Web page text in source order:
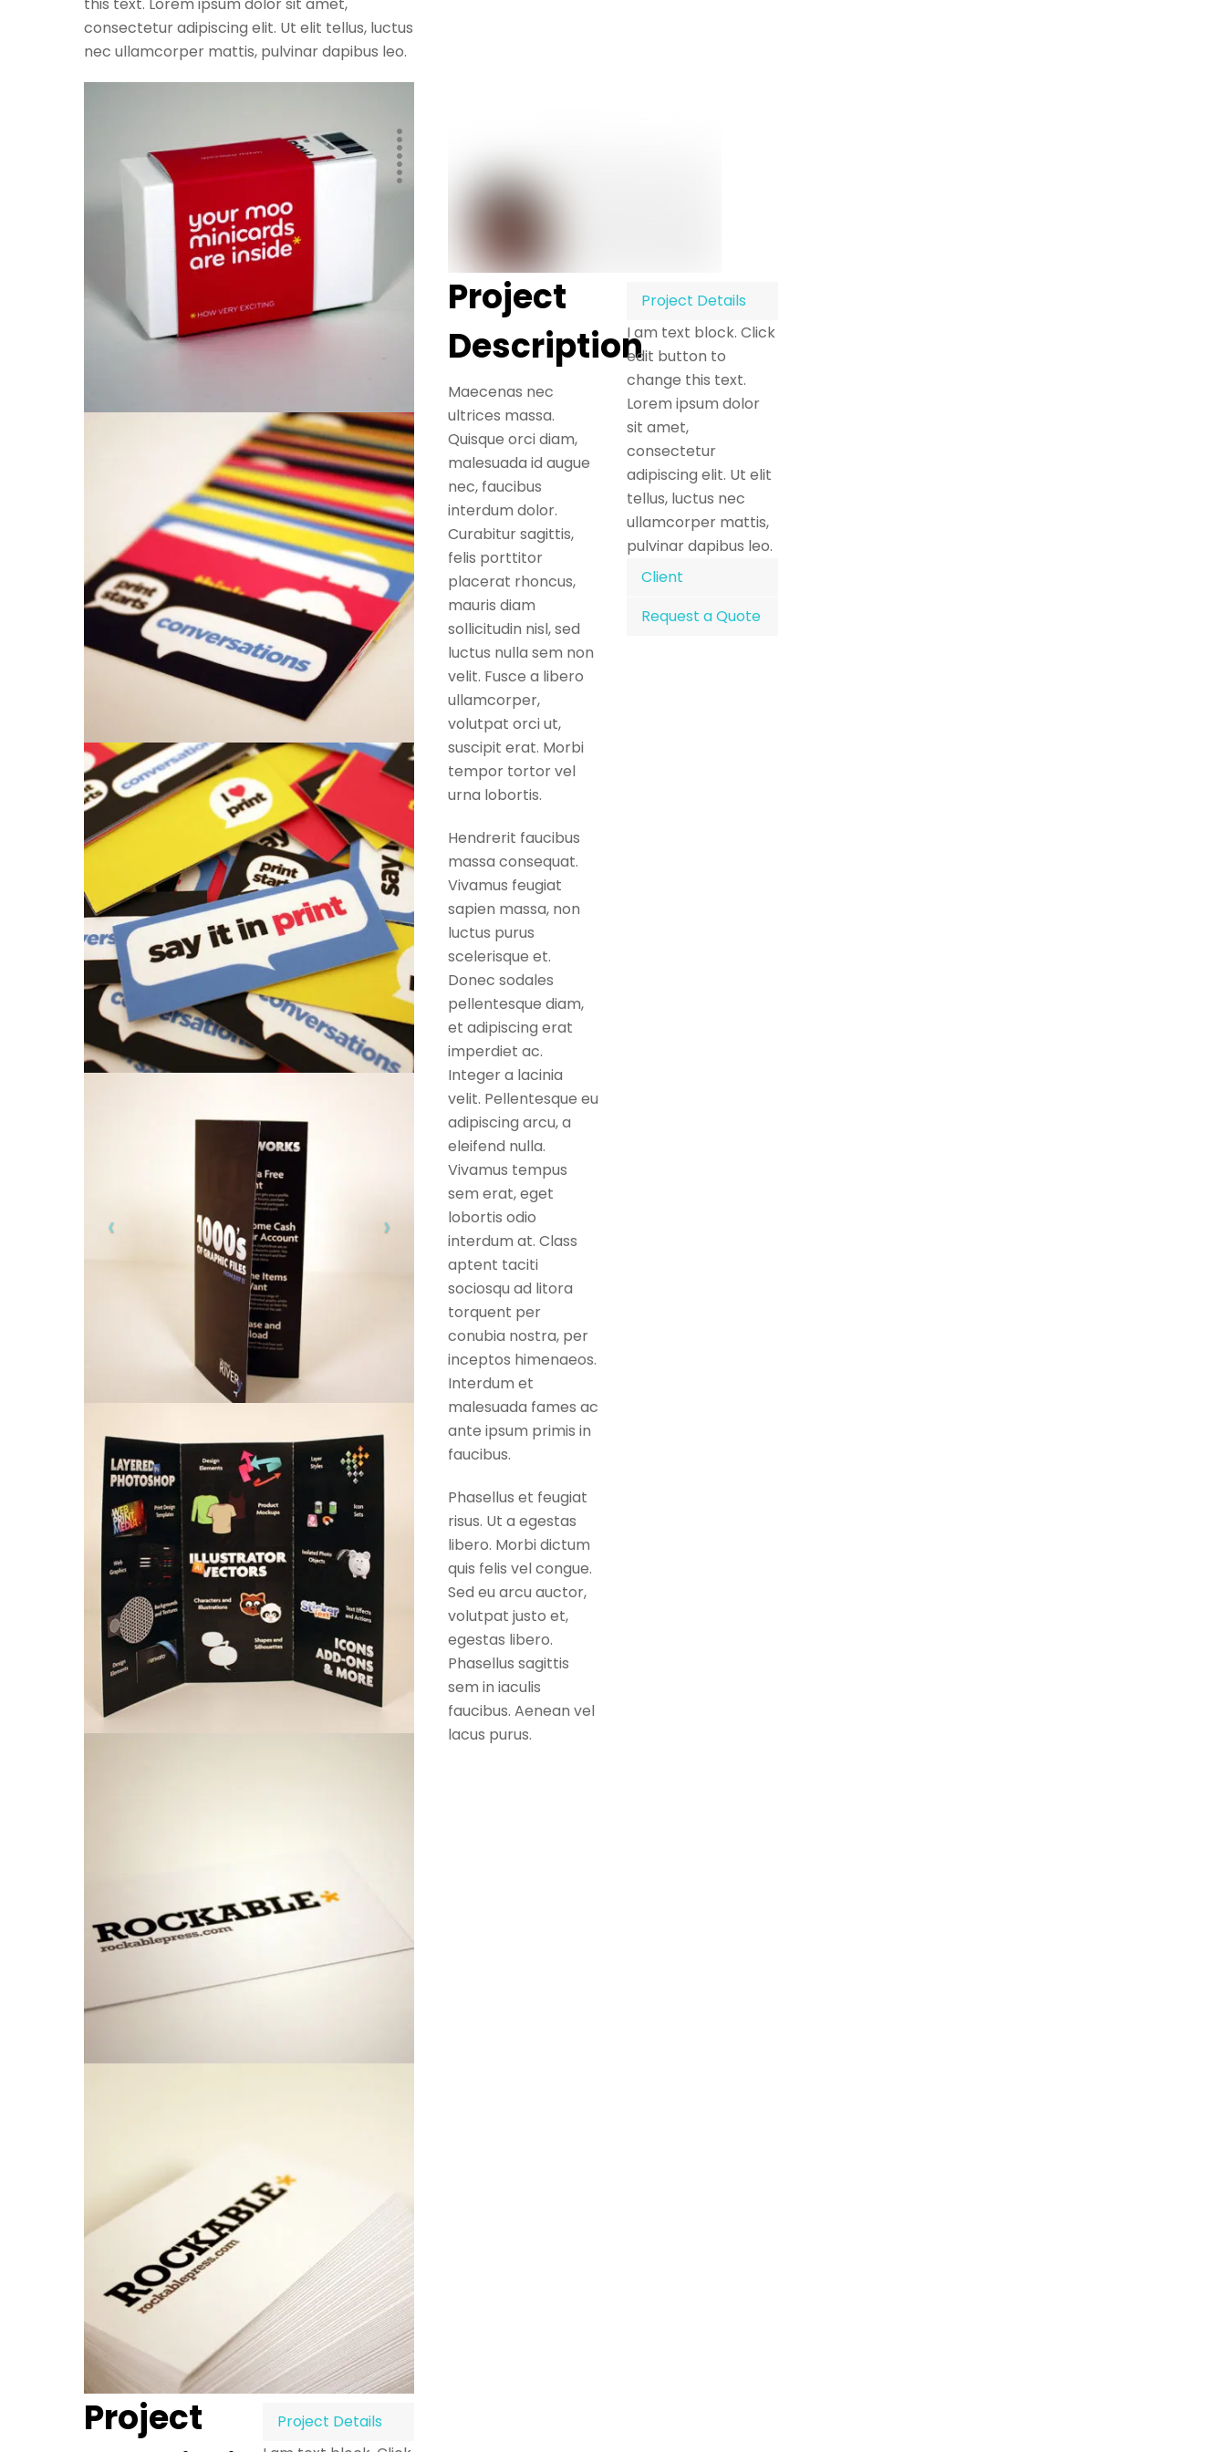
this text. Lorem ipsum dolor sit amet,
consectetur adipiscing elit. Ut elit tellus, luctus
nec ullamcorper mattis, pulvinar dapibus leo.
Project
Project Details
Project
Description
Maecenas nec
ultrices massa.
Quisque orci diam,
malesuada id augue
nec, faucibus
interdum dolor.
Curabitur sagittis,
felis porttitor
placerat rhoncus,
mauris diam
sollicitudin nisl, sed
luctus nulla sem non
velit. Fusce a libero
ullamcorper,
volutpat orci ut,
suscipit erat. Morbi
tempor tortor vel
urna lobortis.
Hendrerit faucibus
massa consequat.
Vivamus feugiat
sapien massa, non
luctus purus
scelerisque et.
Donec sodales
pellentesque diam,
et adipiscing erat
imperdiet ac.
Integer a lacinia
velit. Pellentesque eu
adipiscing arcu, a
eleifend nulla.
Vivamus tempus
sem erat, eget
lobortis odio
interdum at. Class
aptent taciti
sociosqu ad litora
torquent per
conubia nostra, per
inceptos himenaeos.
Interdum et
malesuada fames ac
ante ipsum primis in
faucibus.
Phasellus et feugiat
risus. Ut a egestas
libero. Morbi dictum
quis felis vel congue.
Sed eu arcu auctor,
volutpat justo et,
egestas libero.
Phasellus sagittis
sem in iaculis
faucibus. Aenean vel
lacus purus.
Project Details
I am text block. Click
edit button to
change this text.
Lorem ipsum dolor
sit amet,
consectetur
adipiscing elit. Ut elit
tellus, luctus nec
ullamcorper mattis,
pulvinar dapibus leo.
Client
Request a Quote